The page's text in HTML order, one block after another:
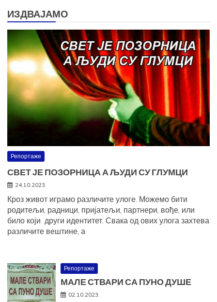
ИЗДВАЈАМО
Репортаже
СВЕТ ЈЕ ПОЗОРНИЦА А ЉУДИ СУ ГЛУМЦИ
24.10.2023.
Кроз живот играмо различите улоге. Можемо бити
родитељи, радници, пријатељи, партнери, вође, или
било који други идентитет. Свака од ових улога захтева
различите вештине, а
Репортаже
МАЛЕ СТВАРИ СА ПУНО ДУШЕ
02.10.2023.